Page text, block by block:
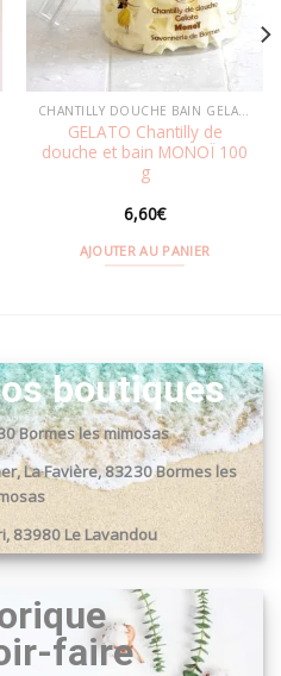
CHANTILLY DOUCHE BAIN GELATO
GELATO Chantilly de
douche et bain MONOÏ 100
g
6,60€
AJOUTER AU PANIER
boutiques
Bormes les mimosas
La Favière, 83230 Bormes les
83980 Le Lavandou
faire